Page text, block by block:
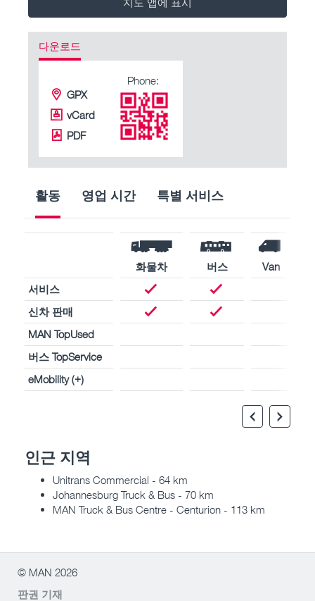
다운로드
GPX
vCard
PDF
Phone:
활동 영업 시간 특별 서비스
화물차 버스
Van
서비스
신차 판매
MAN TopUsed
버스 TopService
eMobility (+)
인근 지역
Unitrans Commercial - 64 km
Johannesburg Truck & Bus - 70 km
MAN Truck & Bus Centre - Centurion - 113 km
© MAN 2026
판권 기재